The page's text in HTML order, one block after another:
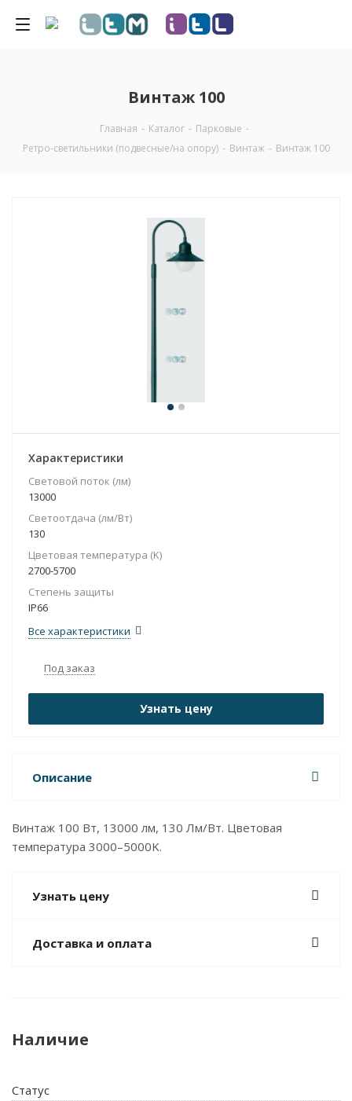
Винтаж 100
Главная - Каталог - Парковые -
Ретро-светильники (подвесные/на опору) - Винтаж - Винтаж 100
Характеристики
Световой поток (лм)
13000
Светоотдача (лм/Вт)
130
Цветовая температура (K)
2700-5700
Степень защиты
IP66
Все характеристики
Под заказ
Узнать цену
Описание
Винтаж 100 Вт, 13000 лм, 130 Лм/Вт. Цветовая
температура 3000–5000K.
Узнать цену
Доставка и оплата
Наличие
Статус